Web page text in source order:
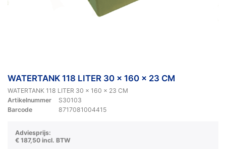
WATERTANK 118 LITER 30 x 160 x 23 CM
WATERTANK 118 LITER 30 x 160 x 23 CM
Artikelnummer
S30103
Barcode
8717081004415
Adviesprijs:
€ 187,50 incl. BTW